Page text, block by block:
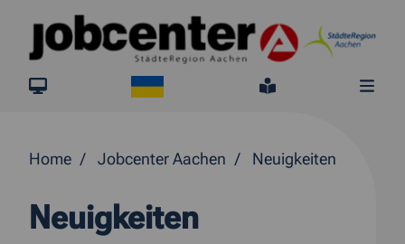
Springe direkt zum Inhalt
jobcenter.digital
Leichte
Home Jobcenter Aachen Neuigkeiten
Neuigkeiten